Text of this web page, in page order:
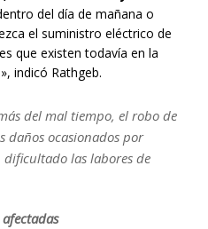
del día de mañana o
el suministro eléctrico de
que existen todavía en la
indicó Rathgeb.
del mal tiempo, el robo de
daños ocasionados por
las labores de